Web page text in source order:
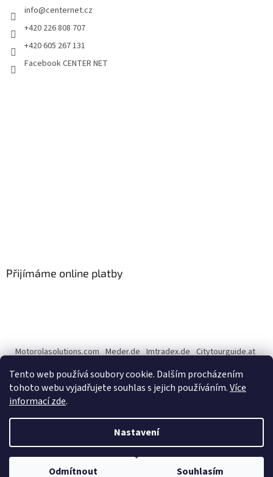
Tento web používá soubory cookie. Dalším procházením
tohoto webu vyjadřujete souhlas s jejich používáním.Více
informací zde.
Nastavení
Odmítnout Souhlasím
info@centernet.cz
+420 226 808 707
+420 605 267 131
Facebook CENTER NET
Přijímáme online platby
Motorolasolutions.com Meder.de Imtradex.de Citytourguide.at
Copyright 2026CENTERNET.cz. Všechna práva vyhrazena.Upravit